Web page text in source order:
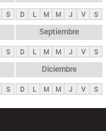
S D L M M J V S
S
Septiembre
D L M M J V S
S
Diciembre
D L M M J V S